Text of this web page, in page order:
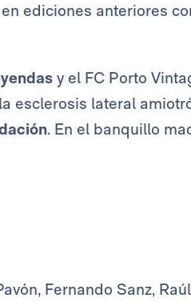
ediciones anteriores
y el FC Porto
esclerosis lateral
. En el banquillo
Fernando Sanz,